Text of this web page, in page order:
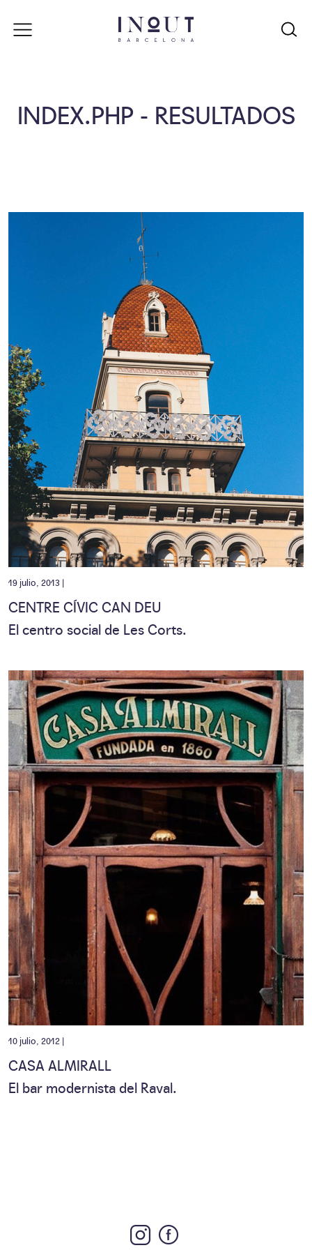
INDEX.PHP - RESULTADOS
19 julio, 2013 |
CENTRE CÍVIC CAN DEU
El centro social de Les Corts.
10 julio, 2012 |
CASA ALMIRALL
El bar modernista del Raval.